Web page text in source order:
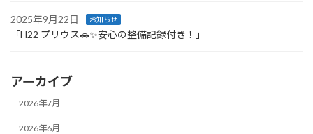
2025年9月22日 お知らせ
「H22 プリウス🚗✨安心の整備記録付き！」
アーカイブ
2026年7月
2026年6月